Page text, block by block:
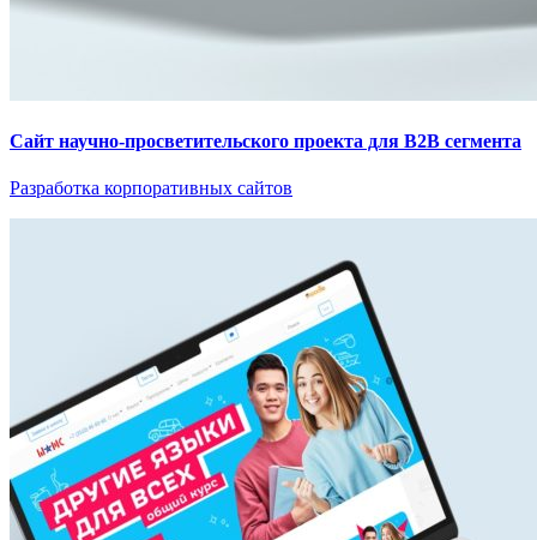
Сайт научно-просветительского проекта для B2B сегмента
Разработка корпоративных сайтов